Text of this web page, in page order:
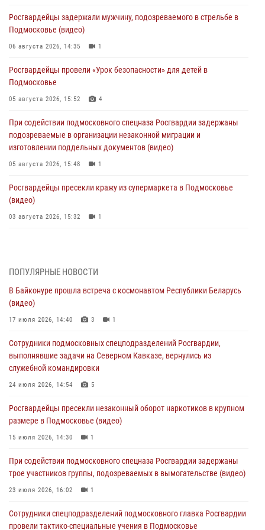
Росгвардейцы задержали мужчину, подозреваемого в стрельбе в
Подмосковье (видео)
06 августа 2026, 14:35 1
Росгвардейцы провели «Урок безопасности» для детей в
Подмосковье
05 августа 2026, 15:52 4
При содействии подмосковного спецназа Росгвардии задержаны
подозреваемые в организации незаконной миграции и
изготовлении поддельных документов (видео)
05 августа 2026, 15:48 1
Росгвардейцы пресекли кражу из супермаркета в Подмосковье
(видео)
03 августа 2026, 15:32 1
03 августа 2026, 15:08 1
В Подмосковье отметили годовщину со Дня образования ОМОН
«Пересвет»
02 августа 2026, 18:01
Офицер подмосковного главка Росгвардии стал гостем эфира
«Радио 1»
01 августа 2026, 17:57
крупную сумму в Подмосковье
31 июля 2026, 13:00
действиях в Подмосковье (видео)
31 июля 2026, 09:00
ПОПУЛЯРНЫЕ НОВОСТИ
В Байконуре прошла встреча с космонавтом Республики Беларусь
(видео)
17 июля 2026, 14:40 3 1
Сотрудники подмосковных спецподразделений Росгвардии,
выполнявшие задачи на Северном Кавказе, вернулись из
служебной командировки
24 июля 2026, 14:54 5
Росгвардейцы пресекли незаконный оборот наркотиков в крупном
размере в Подмосковье (видео)
15 июля 2026, 14:30 1
При содействии подмосковного спецназа Росгвардии задержаны
трое участников группы, подозреваемых в вымогательстве (видео)
23 июля 2026, 16:02 1
Сотрудники спецподразделений подмосковного главка Росгвардии
провели тактико-специальные учения в Подмосковье